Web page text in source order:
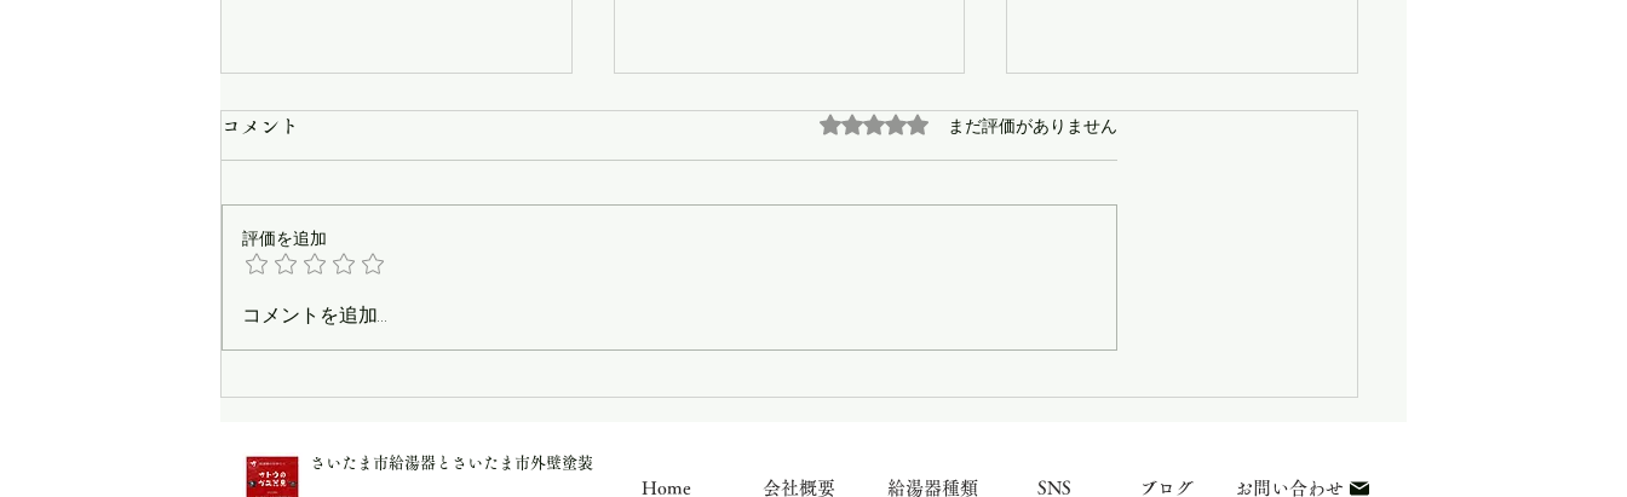
コメント 5つ星のうち0と評価されています。
まだ評価がありません
評価を追加
コメントを追加…
さいたま市給湯器とさいたま市外壁塗装
Home 会社概要 給湯器種類 SNS ブログ お問い合わせ